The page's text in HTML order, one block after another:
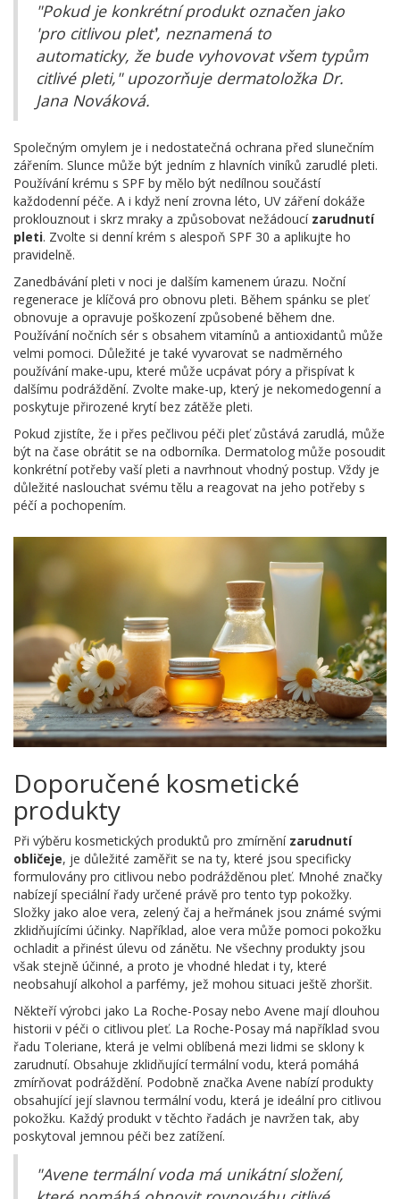
"Pokud je konkrétní produkt označen jako
'pro citlivou pleť', neznamená to
automaticky, že bude vyhovovat všem typům
citlivé pleti," upozorňuje dermatoložka Dr.
Jana Nováková.
Společným omylem je i nedostatečná ochrana před slunečním
zářením. Slunce může být jedním z hlavních viníků zarudlé pleti.
Používání krému s SPF by mělo být nedílnou součástí
každodenní péče. A i když není zrovna léto, UV záření dokáže
proklouznout i skrz mraky a způsobovat nežádoucí zarudnutí
pleti. Zvolte si denní krém s alespoň SPF 30 a aplikujte ho
pravidelně.
Zanedbávání pleti v noci je dalším kamenem úrazu. Noční
regenerace je klíčová pro obnovu pleti. Během spánku se pleť
obnovuje a opravuje poškození způsobené během dne.
Používání nočních sér s obsahem vitamínů a antioxidantů může
velmi pomoci. Důležité je také vyvarovat se nadměrného
používání make-upu, které může ucpávat póry a přispívat k
dalšímu podráždění. Zvolte make-up, který je nekomedogenní a
poskytuje přirozené krytí bez zátěže pleti.
Pokud zjistíte, že i přes pečlivou péči pleť zůstává zarudlá, může
být na čase obrátit se na odborníka. Dermatolog může posoudit
konkrétní potřeby vaší pleti a navrhnout vhodný postup. Vždy je
důležité naslouchat svému tělu a reagovat na jeho potřeby s
péčí a pochopením.
Doporučené kosmetické
produkty
Při výběru kosmetických produktů pro zmírnění zarudnutí
obličeje, je důležité zaměřit se na ty, které jsou specificky
formulovány pro citlivou nebo podrážděnou pleť. Mnohé značky
nabízejí speciální řady určené právě pro tento typ pokožky.
Složky jako aloe vera, zelený čaj a heřmánek jsou známé svými
zklidňujícími účinky. Například, aloe vera může pomoci pokožku
ochladit a přinést úlevu od zánětu. Ne všechny produkty jsou
však stejně účinné, a proto je vhodné hledat i ty, které
neobsahují alkohol a parfémy, jež mohou situaci ještě zhoršit.
Někteří výrobci jako La Roche-Posay nebo Avene mají dlouhou
historii v péči o citlivou pleť. La Roche-Posay má například svou
řadu Toleriane, která je velmi oblíbená mezi lidmi se sklony k
zarudnutí. Obsahuje zklidňující termální vodu, která pomáhá
zmírňovat podráždění. Podobně značka Avene nabízí produkty
obsahující její slavnou termální vodu, která je ideální pro citlivou
pokožku. Každý produkt v těchto řadách je navržen tak, aby
poskytoval jemnou péči bez zatížení.
"Avene termální voda má unikátní složení,